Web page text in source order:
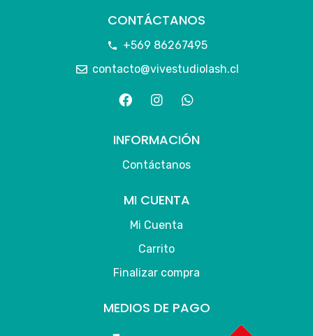
CONTÁCTANOS
+569 86267495
contacto@vivestudiolash.cl
INFORMACIÓN
Contáctanos
MI CUENTA
Mi Cuenta
Carrito
Finalizar compra
MEDIOS DE PAGO